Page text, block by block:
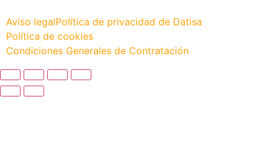
Aviso legalPolítica de privacidad de Datisa
Política de cookies
Condiciones Generales de Contratación